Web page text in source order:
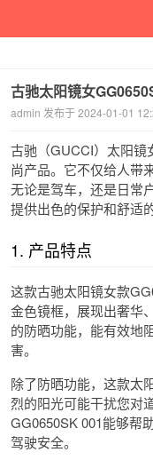
古驰太阳镜女
admin 发布于 2024-01-01
古驰（GUCCI）太阳镜
尚产品。它不仅给人带
无论是驾车，还是日常
提供出色的保护和舒适
1. 产品特点
这款古驰太阳镜女款
金色镜框，展现出奢华
的防晒功能，能有效地
害。
除了防晒功能，这款太
烈的阳光可能干扰您对
GG0650SK 001能够帮
驾驶安全。